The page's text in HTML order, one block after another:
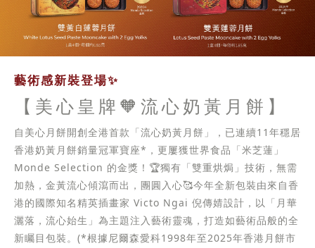
藝術感新裝登場✨
【美心皇牌🧡流心奶黃月餅】
自美心月餅開創全港首款「流心奶黃月餅」，已連續11年穩居
香港奶黃月餅銷量冠軍寶座*，更屢獲世界食品「米芝蓮」
Monde Selection 的金獎！🏆獨有「雙重烘焗」技術，無需
加熱，金黃流心傾瀉而出，團圓入心🥰今年全新包裝由來自香
港的國際知名精英插畫家 Victo Ngai 倪傳婧設計，以「月華
灑落，流心始生」為主題注入藝術靈魂，打造如藝術品般的全
新矚目包裝。(*根據尼爾森愛科1998年至2025年香港月餅市